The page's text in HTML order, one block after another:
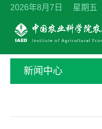
2026年8月7日 星期五
新闻中心